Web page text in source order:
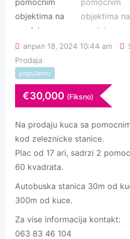
април 18, 2024 10:44 am
Prodaja
popularno
€30,000 (Fiksno)
Na prodaju kuca sa
kod zeleznicke stanice.
Plac od 17 ari, sadrzi 2
60 kvadrata.
Autobuska stanica 30m od
300m od kuce.
Za vise informacija kontakt:
063 83 46 104